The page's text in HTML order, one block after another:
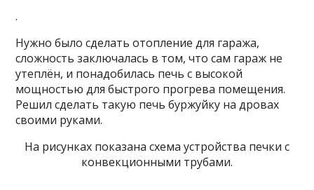
.
Нужно было сделать отопление для гаража,
сложность заключалась в том, что сам гараж не
утеплён, и понадобилась печь с высокой
мощностью для быстрого прогрева помещения.
Решил сделать такую печь буржуйку на дровах
своими руками.
На рисунках показана схема устройства печки с
конвекционными трубами.